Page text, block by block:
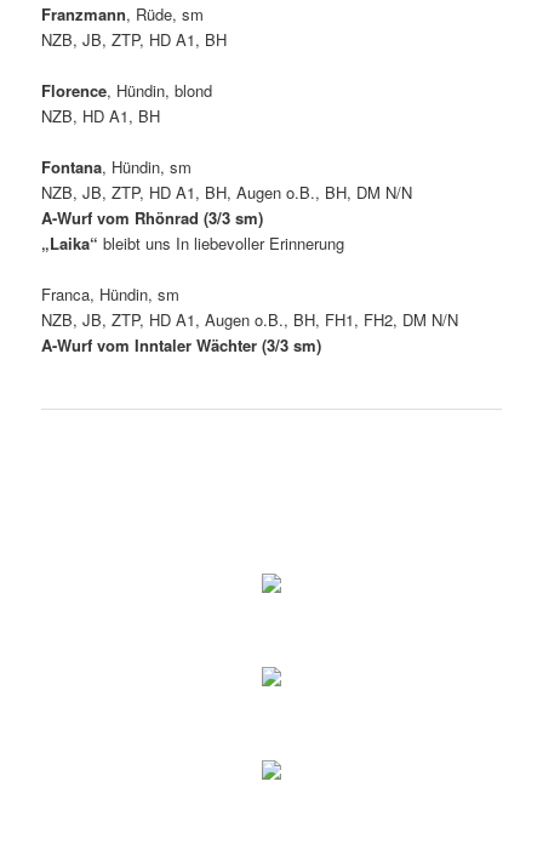
Franzmann, Rüde, sm
NZB, JB, ZTP, HD A1, BH
Florence, Hündin, blond
NZB, HD A1, BH
Fontana, Hündin, sm
NZB, JB, ZTP, HD A1, BH, Augen o.B., BH, DM N/N
A-Wurf vom Rhönrad (3/3 sm)
„Laika“bleibt uns In liebevoller Erinnerung
Franca, Hündin, sm
NZB, JB, ZTP, HD A1, Augen o.B., BH, FH1, FH2, DM N/N
A-Wurf vom Inntaler Wächter (3/3 sm)